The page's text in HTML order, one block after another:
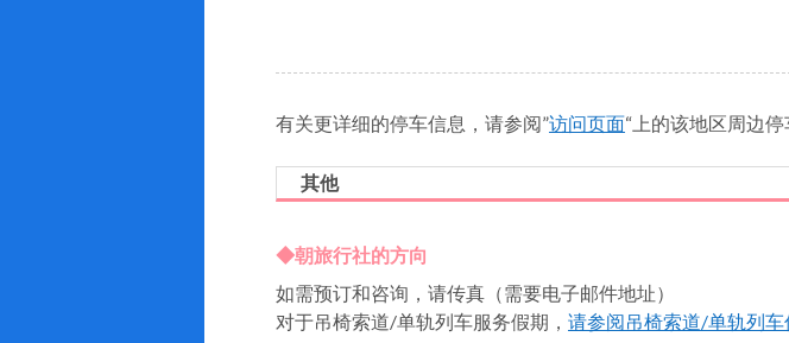
有关更详细的停车信息，请参阅”访问页面“上的该地区周边停
其他
◆朝旅行社的方向
如需预订和咨询，请传真（需要电子邮件地址）
对于吊椅索道/单轨列车服务假期， 请参阅吊椅索道/单轨列车